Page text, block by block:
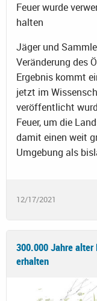
Feuer wurde
halten
Jäger und
Veränderung des
Ergebnis kommt
jetzt im
veröffentlicht
Feuer, um die
damit einen weit
Umgebung als
12/17/2021
300.000 Jahre
erhalten